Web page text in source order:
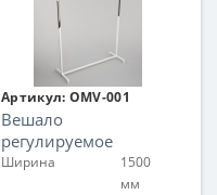
Артикул: OMV-001
Вешало
регулируемое
Ширина
1500
мм